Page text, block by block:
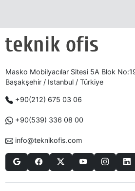
Masko Mobilyacılar Sitesi 5A Blok
Başakşehir / Istanbul / Türkiye
+90(212) 675 03 06
+90(539) 336 08 00
info@teknikofis.com